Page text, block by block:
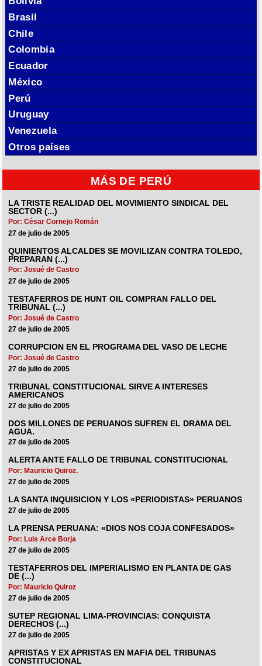
Brasil
Chile
Colombia
Ecuador
México
Perú
Uruguay
Venezuela
Otros países
MÁS DE PERÚ
LA TRISTE REALIDAD DEL MOVIMIENTO SINDICAL DEL
SECTOR (...)
Por: César Cornejo Román
27 de julio de 2005
QUINIENTOS ALCALDES SE MOVILIZAN CONTRA TOLEDO,
PREPARAN (...)
Por: Josué de Castro
27 de julio de 2005
TESTAFERROS DE HUNT OIL COMPRAN FALLO DEL
TRIBUNAL (...)
Por: Josué de Castro
27 de julio de 2005
CORRUPCION EN EL PROGRAMA DEL VASO DE LECHE
Por: Josué de Castro
27 de julio de 2005
TRIBUNAL CONSTITUCIONAL SIRVE A INTERESES
AMERICANOS
27 de julio de 2005
DOS MILLONES DE PERUANOS SUFREN EL DRAMA DEL
AGUA.
27 de julio de 2005
ALERTA ANTE FALLO DE TRIBUNAL CONSTITUCIONAL
Por: Mauricio Quiroz.
27 de julio de 2005
LA SANTA INQUISICION Y LOS «PERIODISTAS» PERUANOS
27 de julio de 2005
LA PRENSA PERUANA: «DIOS NOS COJA CONFESADOS»
Por: Luis Arce Borja
27 de julio de 2005
TESTAFERROS DEL IMPERIALISMO EN PLANTA DE GAS
DE (...)
Por: Mauricio Quiroz
27 de julio de 2005
SUTEP REGIONAL LIMA-PROVINCIAS: CONQUISTA
DERECHOS (...)
27 de julio de 2005
APRISTAS Y EX APRISTAS EN MAFIA DEL TRIBUNAS
CONSTITUCIONAL